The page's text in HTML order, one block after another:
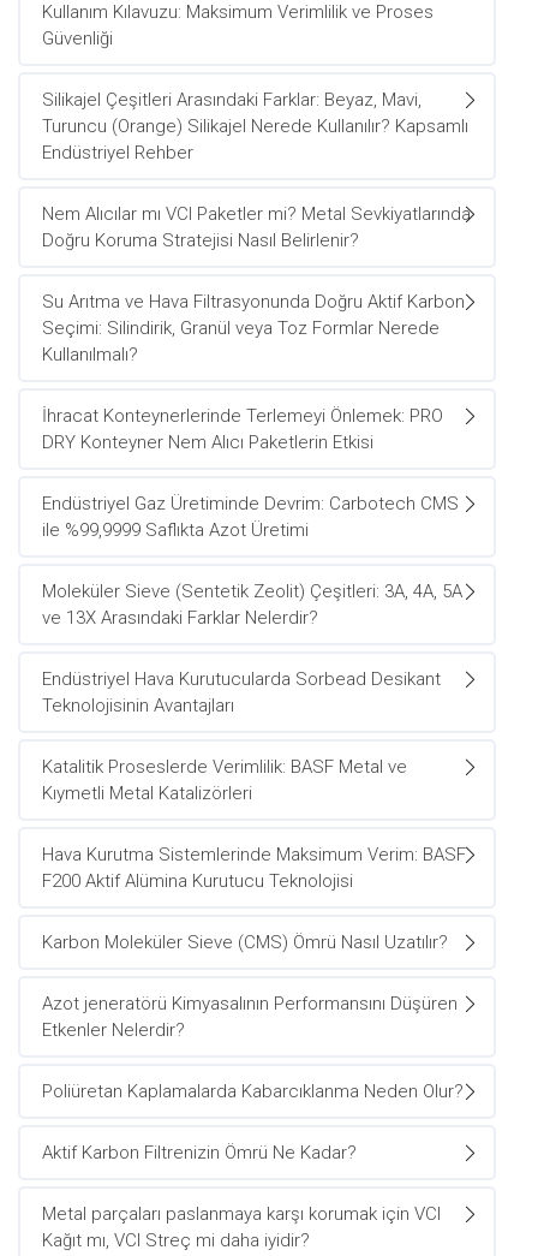
Kullanım Kılavuzu: Maksimum Verimlilik ve Proses
Güvenliği
Silikajel Çeşitleri Arasındaki Farklar: Beyaz, Mavi,
Turuncu (Orange) Silikajel Nerede Kullanılır? Kapsamlı
Endüstriyel Rehber
Nem Alıcılar mı VCI Paketler mi? Metal Sevkiyatlarında
Doğru Koruma Stratejisi Nasıl Belirlenir?
Su Arıtma ve Hava Filtrasyonunda Doğru Aktif Karbon
Seçimi: Silindirik, Granül veya Toz Formlar Nerede
Kullanılmalı?
İhracat Konteynerlerinde Terlemeyi Önlemek: PRO
DRY Konteyner Nem Alıcı Paketlerin Etkisi
Endüstriyel Gaz Üretiminde Devrim: Carbotech CMS
ile %99,9999 Saflıkta Azot Üretimi
Moleküler Sieve (Sentetik Zeolit) Çeşitleri: 3A, 4A, 5A
ve 13X Arasındaki Farklar Nelerdir?
Endüstriyel Hava Kurutucularda Sorbead Desikant
Teknolojisinin Avantajları
Katalitik Proseslerde Verimlilik: BASF Metal ve
Kıymetli Metal Katalizörleri
Hava Kurutma Sistemlerinde Maksimum Verim: BASF
F200 Aktif Alümina Kurutucu Teknolojisi
Karbon Moleküler Sieve (CMS) Ömrü Nasıl Uzatılır?
Azot jeneratörü Kimyasalının Performansını Düşüren
Etkenler Nelerdir?
Poliüretan Kaplamalarda Kabarcıklanma Neden Olur?
Aktif Karbon Filtrenizin Ömrü Ne Kadar?
Metal parçaları paslanmaya karşı korumak için VCI
Kağıt mı, VCI Streç mi daha iyidir?